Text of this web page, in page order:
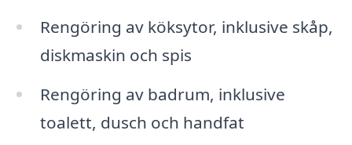
Rengöring av köksytor, inklusive skåp,
diskmaskin och spis
Rengöring av badrum, inklusive
toalett, dusch och handfat